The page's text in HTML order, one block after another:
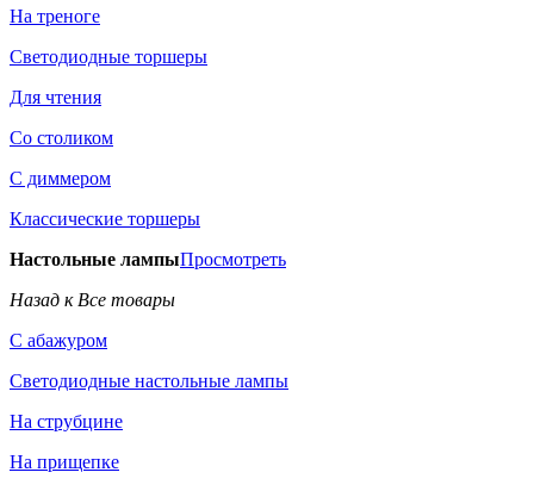
На треноге
Светодиодные торшеры
Для чтения
Со столиком
С диммером
Классические торшеры
Настольные лампыПросмотреть
Назад к Все товары
С абажуром
Светодиодные настольные лампы
На струбцине
На прищепке